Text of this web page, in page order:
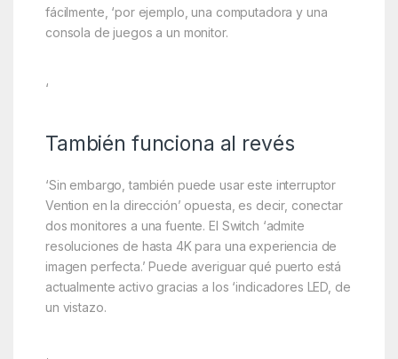
fácilmente, ‘por ejemplo, una computadora y una
consola de juegos a un monitor.
‘
También funciona al revés
‘Sin embargo, también puede usar este interruptor
Vention en la dirección’ opuesta, es decir, conectar
dos monitores a una fuente. El Switch ‘admite
resoluciones de hasta 4K para una experiencia de
imagen perfecta.’ Puede averiguar qué puerto está
actualmente activo gracias a los ‘indicadores LED, de
un vistazo.